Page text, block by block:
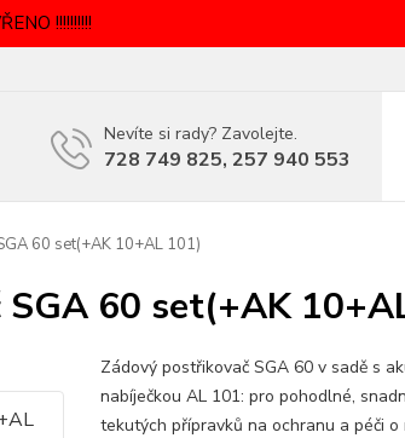
!!!!!!!!!!
Nevíte si rady? Zavolejte.
728 749 825, 257 940 553
60 set(+AK 10+AL 101)
60 set(+AK
Zádový postřikovač SGA 60 v sadě s
nabíječkou AL 101: pro pohodlné,
tekutých přípravků na ochranu a péči